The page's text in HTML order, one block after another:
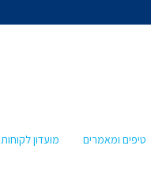
טיפים ומאמרים מועדון לקוחות
טלי עזרא